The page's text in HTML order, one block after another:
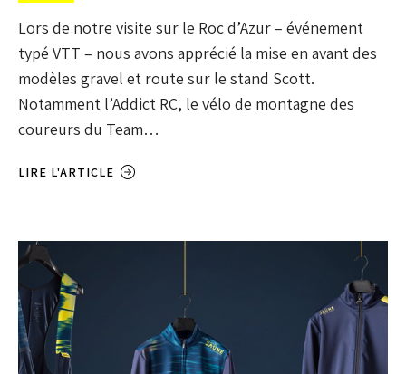
Lors de notre visite sur le Roc d’Azur – événement
typé VTT – nous avons apprécié la mise en avant des
modèles gravel et route sur le stand Scott.
Notamment l’Addict RC, le vélo de montagne des
coureurs du Team…
LIRE L'ARTICLE